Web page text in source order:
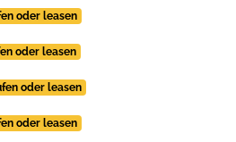
oder leasen
oder leasen
oder leasen
oder leasen